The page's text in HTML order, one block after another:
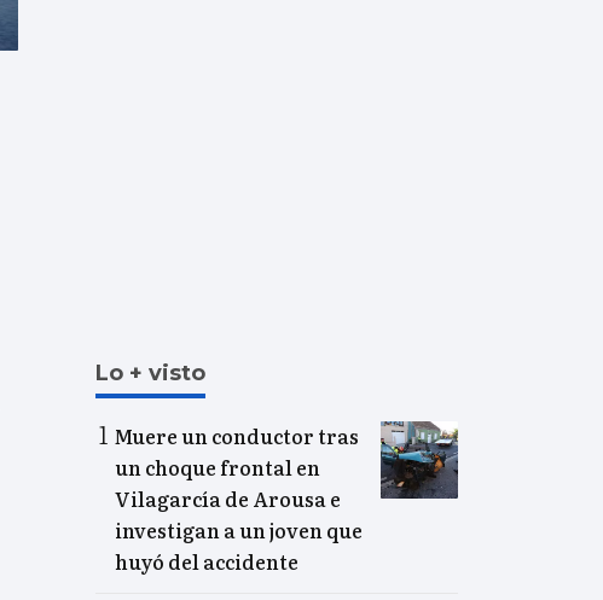
Lo + visto
Muere un conductor tras
un choque frontal en
Vilagarcía de Arousa e
investigan a un joven que
huyó del accidente